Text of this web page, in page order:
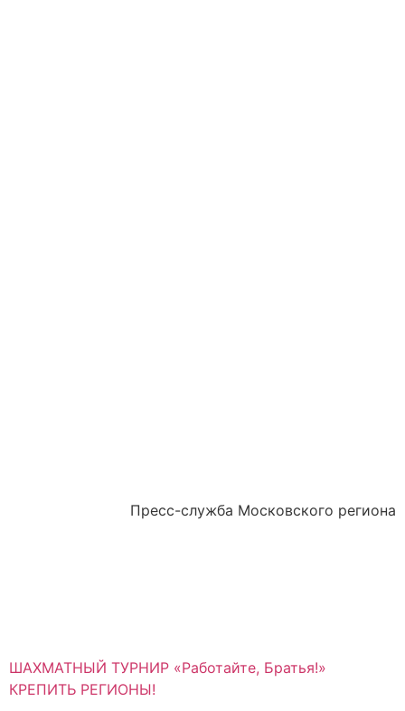
Пресс-служба Московского региона
ШАХМАТНЫЙ ТУРНИР «Работайте, Братья!»
КРЕПИТЬ РЕГИОНЫ!